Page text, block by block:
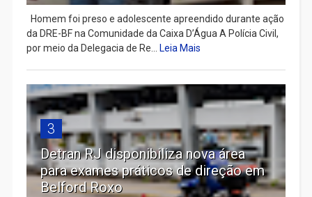
Homem foi preso e adolescente apreendido durante ação
da DRE-BF na Comunidade da Caixa D’Água A Polícia Civil,
por meio da Delegacia de Re...
Leia Mais
3
Detran RJ disponibiliza nova área
para exames práticos de direção em
Belford Roxo